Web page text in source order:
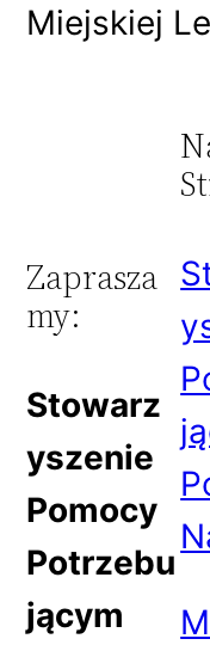
Miejskiej
Zaprasza
my:
Stowarz
yszenie
Pomocy
Potrzebu
jącym